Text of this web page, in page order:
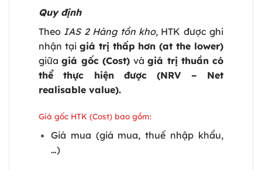
Quy định
Theo IAS 2 Hàng tồn kho, HTK được ghi
nhận tại giá trị thấp hơn (at the lower)
giữagiá gốc (Cost) vàgiá trị thuần có
thể thực hiện được (NRV – Net
realisable value).
Giá gốc HTK (Cost) bao gồm:
Giá mua (giá mua, thuế nhập khẩu,
…)